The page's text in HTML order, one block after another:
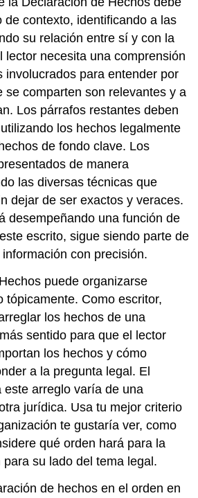
de contexto, identificando a las
su relación entre sí y con la
lector necesita una comprensión
involucrados para entender por
se comparten son relevantes y a
Los párrafos restantes deben
los hechos legalmente
de fondo clave. Los
de manera
las diversas técnicas que
dejar de ser exactos y veraces.
desempeñando una función de
escrito, sigue siendo parte de
con precisión.
puede organizarse
tópicamente. Como escritor,
los hechos de una
sentido para que el lector
los hechos y cómo
a la pregunta legal. El
este arreglo varía de una
jurídica. Usa tu mejor criterio
te gustaría ver, como
qué orden hará para la
su lado del tema legal.
de hechos en el orden en